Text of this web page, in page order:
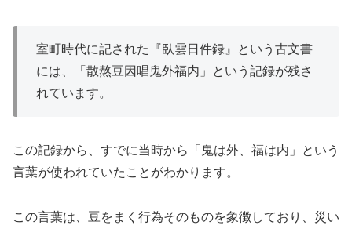
室町時代に記された『臥雲日件録』という古文書
には、「散熬豆因唱鬼外福内」という記録が残さ
れています。
この記録から、すでに当時から「鬼は外、福は内」という
言葉が使われていたことがわかります。
この言葉は、豆をまく行為そのものを象徴しており、災い